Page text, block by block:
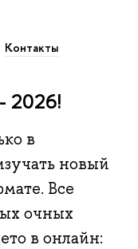
Контакты
2026!
в
новый
Все
очных
в онлайн: